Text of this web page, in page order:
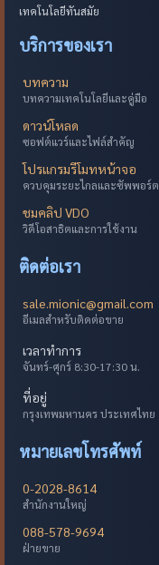
เทคโนโลยีทันสมัย
บริการของเรา
บทความ
บทความเทคโนโลยีและคู่มือ
ดาวน์โหลด
ซอฟต์แวร์และไฟล์สำคัญ
โปรแกรมรีโมทหน้าจอ
ควบคุมระยะไกลและซัพพอร์ต
ชมคลิป VDO
วิดีโอสาธิตและการใช้งาน
ติดต่อเรา
sale.mionic@gmail.com
อีเมลสำหรับติดต่อขาย
เวลาทำการ
จันทร์-ศุกร์ 8:30-17:30 น.
ที่อยู่
กรุงเทพมหานคร ประเทศไทย
หมายเลขโทรศัพท์
0-2028-8614
สำนักงานใหญ่
088-578-9694
ฝ่ายขาย